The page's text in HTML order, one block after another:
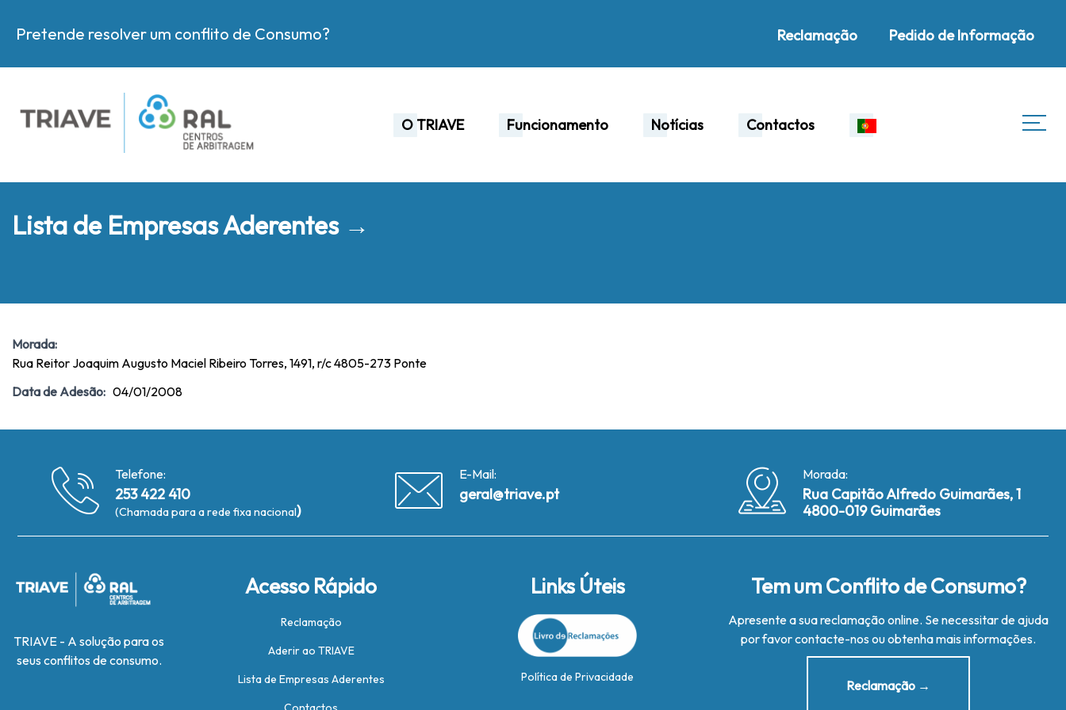
Pretende resolver um conflito de Consumo? Reclamação Pedido de Informação
O TRIAVE Funcionamento Notícias Contactos
Lista de Empresas Aderentes →
Morada:
Rua Reitor Joaquim Augusto Maciel Ribeiro Torres, 1491, r/c 4805-273 Ponte
Data de Adesão: 04/01/2008
Telefone:
253 422 410
(Chamada para a rede fixa nacional)
E-Mail:
geral@triave.pt
Morada:
Rua Capitão Alfredo Guimarães, 1
4800-019 Guimarães
TRIAVE - A solução para os
seus conflitos de consumo.
Acesso Rápido
Reclamação
Aderir ao TRIAVE
Lista de Empresas Aderentes
Links Úteis
Política de Privacidade
Tem um Conflito de Consumo?
Apresente a sua reclamação online. Se necessitar de ajuda
por favor contacte-nos ou obtenha mais informações.
Reclamação →